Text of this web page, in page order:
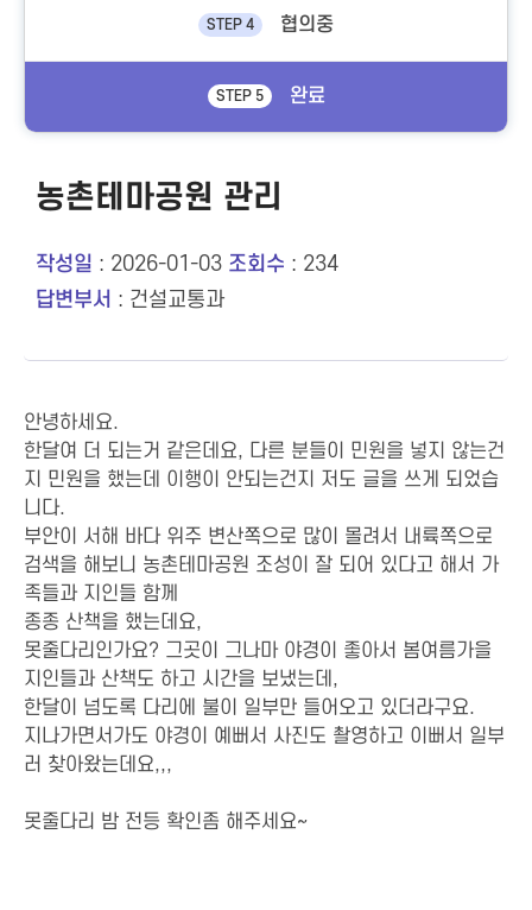
STEP 4 협의중
STEP 5 완료
농촌테마공원 관리
작성일 : 2026-01-03 조회수 : 234
답변부서 : 건설교통과
안녕하세요.
한달여 더 되는거 같은데요, 다른 분들이 민원을 넣지 않는건
지 민원을 했는데 이행이 안되는건지 저도 글을 쓰게 되었습
니다.
부안이 서해 바다 위주 변산쪽으로 많이 몰려서 내륙쪽으로
검색을 해보니 농촌테마공원 조성이 잘 되어 있다고 해서 가
족들과 지인들 함께
종종 산책을 했는데요,
못줄다리인가요? 그곳이 그나마 야경이 좋아서 봄여름가을
지인들과 산책도 하고 시간을 보냈는데,
한달이 넘도록 다리에 불이 일부만 들어오고 있더라구요.
지나가면서가도 야경이 예뻐서 사진도 촬영하고 이뻐서 일부
러 찾아왔는데요,,,
못줄다리 밤 전등 확인좀 해주세요~